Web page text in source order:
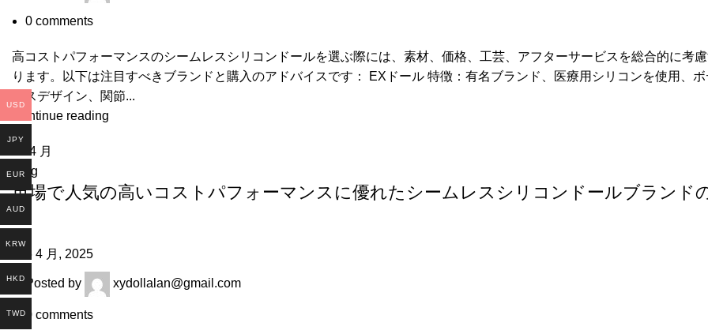
0 comments
高コストパフォーマンスのシームレスシリコンドールを選ぶ際には、素材、価格、工芸、アフターサービスを総合的に考
ります。以下は注目すべきブランドと購入のアドバイスです： EXドール 特徴：有名ブランド、医療用シリコンを使用、
レスデザイン、関節...
Continue reading
4 月
Blog
市場で人気の高いコストパフォーマンスに優れたシームレスシリコンドールブランド
め
6 4 月, 2025
Posted by xydollalan@gmail.com
0 comments
USD
JPY
EUR
AUD
KRW
HKD
TWD